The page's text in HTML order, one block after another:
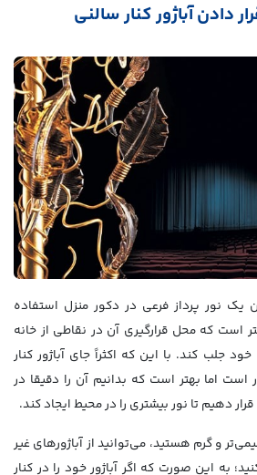
دادن آباژور کنار سالنی
یک نور پرداز فرعی در دکور منزل استفاده
است که محل قرارگیری آن در نقاطی از خانه
جلب کند. با این که اکثراً جای آباژور کنار
اما بهتر است که بدانیم آن را دقیقا در
دهیم تا نور بیشتری را در محیط ایجاد کند.
و گرم هستید، می‌توانید از آباژورهای غیر
به این صورت که اگر آباژور خود را در کنار